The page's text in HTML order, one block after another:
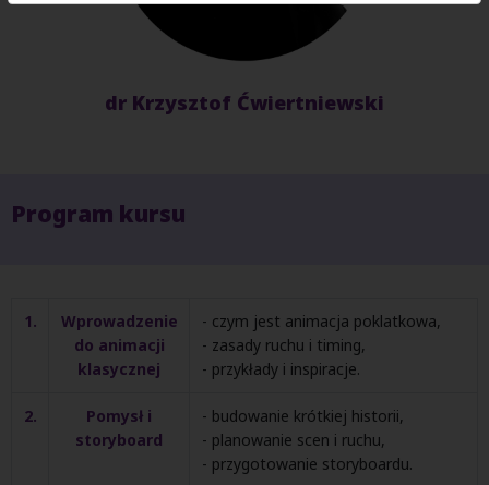
dr Krzysztof Ćwiertniewski
Program kursu
1.
Wprowadzenie
do animacji
klasycznej
- czym jest animacja poklatkowa,
- zasady ruchu i timing,
- przykłady i inspiracje.
2.
Pomysł i
storyboard
- budowanie krótkiej historii,
- planowanie scen i ruchu,
- przygotowanie storyboardu.